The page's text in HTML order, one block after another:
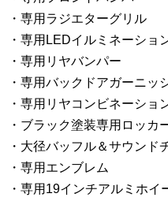
・専用ラジエターグリル
・専用LEDイルミネーショ
・専用リヤバンパー
・専用バックドアガーニッ
・専用リヤコンビネーショ
・ブラック塗装専用ロッカ
・大径バッフル＆サウンド
・専用エンブレム
・専用19インチアルミホイ